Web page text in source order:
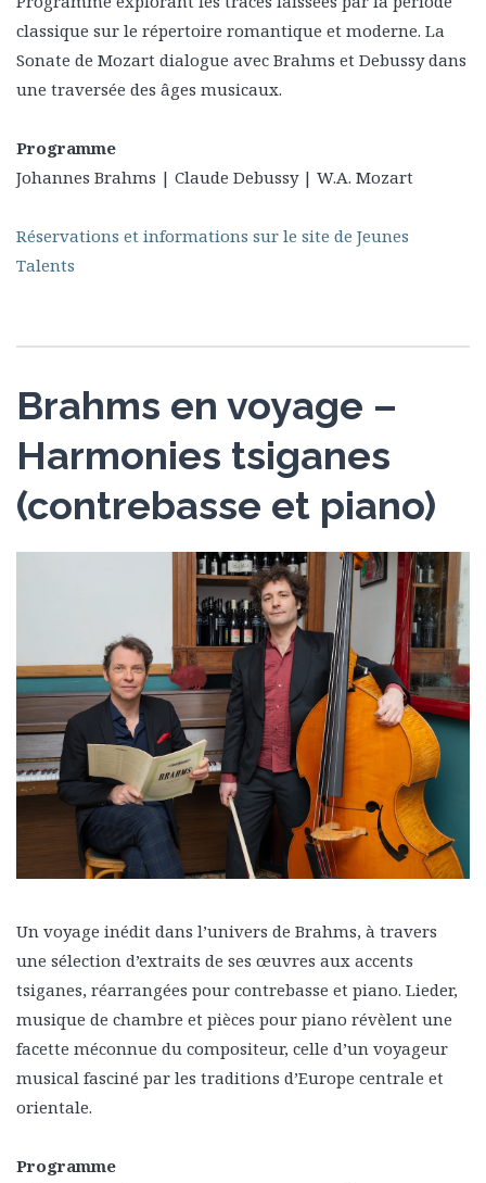
classique sur le répertoire romantique et moderne. La
Sonate de Mozart dialogue avec Brahms et Debussy dans
une traversée des âges musicaux.
Programme
Johannes Brahms | Claude Debussy | W.A. Mozart
Réservations et informations sur le site de Jeunes
Talents
Brahms en voyage –
Harmonies tsiganes
(contrebasse et piano)
Un voyage inédit dans l’univers de Brahms, à travers
une sélection d’extraits de ses œuvres aux accents
tsiganes, réarrangées pour contrebasse et piano. Lieder,
musique de chambre et pièces pour piano révèlent une
facette méconnue du compositeur, celle d’un voyageur
musical fasciné par les traditions d’Europe centrale et
orientale.
Programme